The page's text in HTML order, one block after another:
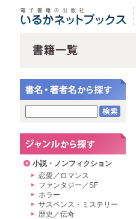
小説・ノンフィクション
恋愛／ロマンス
ファンタジー／SF
ホラー
サスペンス・ミステリー
歴史／伝奇